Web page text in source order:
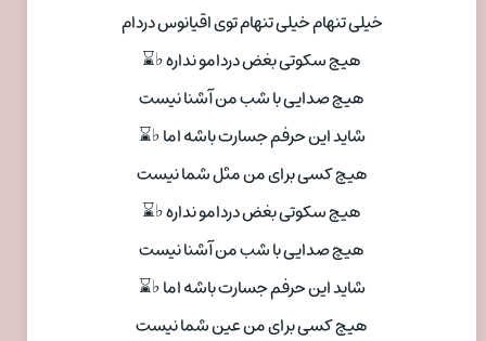
خیلی تنهام خیلی تنهام توی اقیانوس دردام
هیچ سکوتی بغض دردامو نداره ♭⌛
هیچ صدایی با شب من آشنا نیست
شاید این حرفم جسارت باشه اما ♭⌛
هیچ کسی برای من مثل شما نیست
هیچ سکوتی بغض دردامو نداره ♭⌛
هیچ صدایی با شب من آشنا نیست
شاید این حرفم جسارت باشه اما ♭⌛
هیچ کسی برای من عین شما نیست